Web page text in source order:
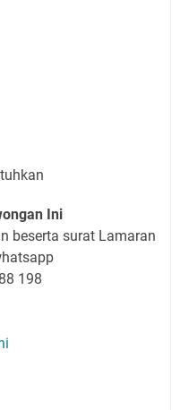
Ini
beserta surat Lamaran
198